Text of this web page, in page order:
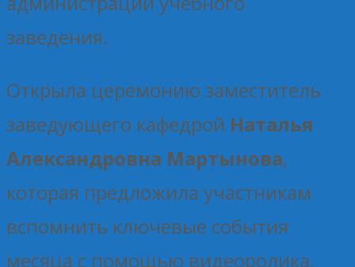
заведения.
Открыла церемонию заместитель
заведующего кафедрой Наталья
Александровна Мартынова,
которая предложила участникам
вспомнить ключевые события
месяца с помощью видеоролика.